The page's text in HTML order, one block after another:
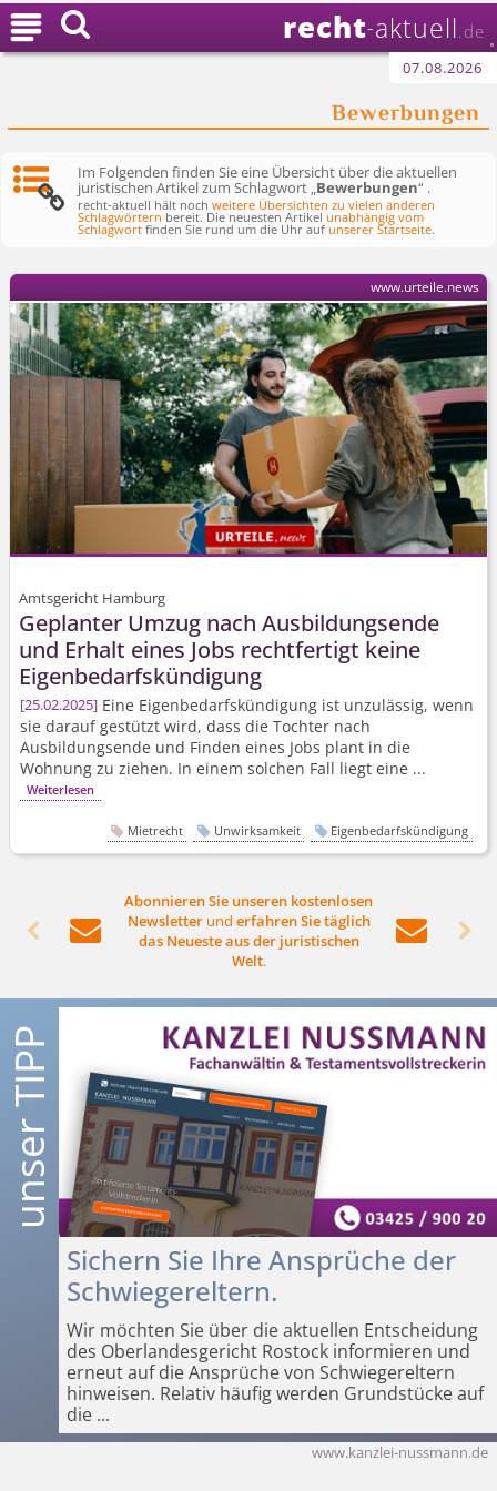
recht-aktuell .de
07.08.2026
Bewerbungen

Im Folgenden finden Sie eine Übersicht über die aktuellen
juristischen Artikel zum Schlagwort „Bewerbungen“ .
recht-aktuell hält nochweitere Übersichten zu vielen anderen
Schlagwörtern bereit. Die neuesten Artikelunabhängig vom
Schlagwort finden Sie rund um die Uhr aufunserer Startseite.
Amtsgericht Hamburg
Geplanter Umzug nach Ausbildungsende
und Erhalt eines Jobs rechtfertigt keine
Eigen­bedarfs­kündigung
25.02.2025 Eine Eigen­bedarfs­kündigung ist unzulässig, wenn
sie darauf gestützt wird, dass die Tochter nach
Ausbildungsende und Finden eines Jobs plant in die
Wohnung zu ziehen. In einem solchen Fall liegt eine ...
Weiterlesen
www.urteile.news
Mietrecht Unwirksamkeit Eigenbedarfskündigung
 
Abonnieren Sie unseren kostenlosen
Newsletterund erfahren Sie täglich
das Neueste aus der juristischen
Welt.
 
Sichern Sie Ihre Ansprüche der
Schwiegereltern.
Wir möchten Sie über die aktuellen Entscheidung
des Oberlandesgericht Rostock informieren und
erneut auf die Ansprüche von Schwiegereltern
hinweisen. Relativ häufig werden Grundstücke auf
die...
www.kanzlei-nussmann.de